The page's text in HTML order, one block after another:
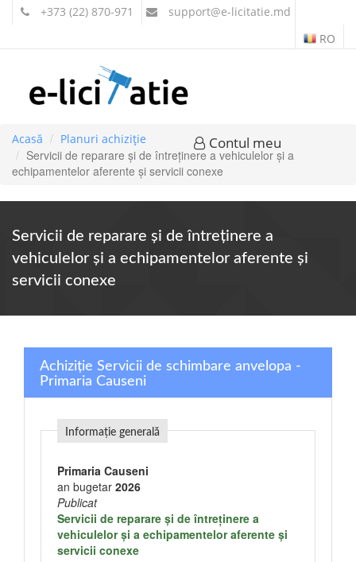
+373 (22) 870-971 support@e-licitatie.md
RO
Contul meu
Acasă Planuri achiziție
Servicii de reparare şi de întreţinere a vehiculelor şi a
echipamentelor aferente şi servicii conexe
Servicii de reparare şi de întreţinere a
vehiculelor şi a echipamentelor aferente şi
servicii conexe
Achiziție Servicii de schimbare anvelopa -
Primaria Causeni
Informație generală
Primaria Causeni
an bugetar 2026
Publicat
Servicii de reparare şi de întreţinere a
vehiculelor şi a echipamentelor aferente şi
servicii conexe